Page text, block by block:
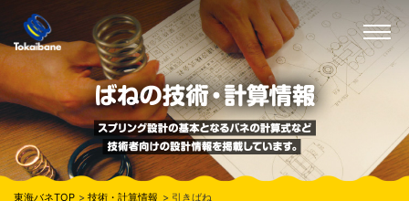
東海バネTOP 技術・計算情報 引きばね